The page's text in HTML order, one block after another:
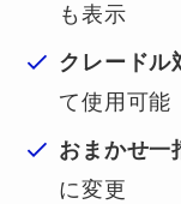
も表示
クレードル
て使用可能
おまかせ一
に変更